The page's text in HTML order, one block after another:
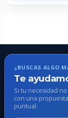
¿BUSCAS ALGO
Te
Si tu necesidad
con una
puntual.